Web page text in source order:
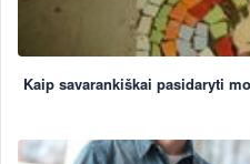
Kaip savarankiškai pasidaryti